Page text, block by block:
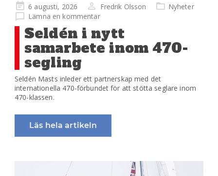
Publicerad
på
6 augusti, 2026 Fredrik Olsson
Nyheter
Lämna en kommentar
Seldén i nytt
samarbete inom 470-
segling
Seldén Masts inleder ett partnerskap med det
internationella 470-förbundet för att stötta seglare inom
470-klassen.
Läs hela artikeln